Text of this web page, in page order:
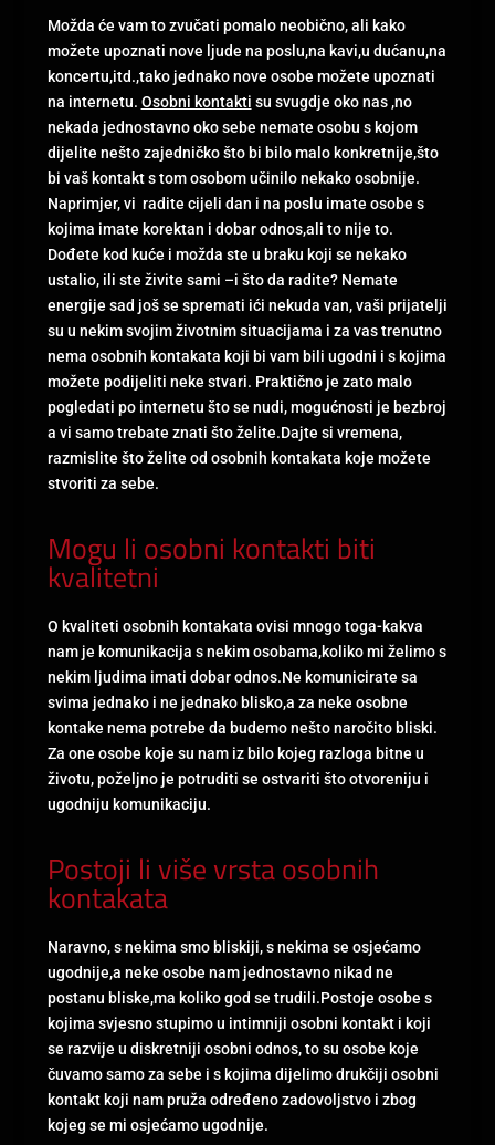
Možda će vam to zvučati pomalo neobično, ali kako
možete upoznati nove ljude na poslu,na kavi,u dućanu,na
koncertu,itd.,tako jednako nove osobe možete upoznati
na internetu. Osobni kontakti su svugdje oko nas ,no
nekada jednostavno oko sebe nemate osobu s kojom
dijelite nešto zajedničko što bi bilo malo konkretnije,što
bi vaš kontakt s tom osobom učinilo nekako osobnije.
Naprimjer, vi radite cijeli dan i na poslu imate osobe s
kojima imate korektan i dobar odnos,ali to nije to.
Dođete kod kuće i možda ste u braku koji se nekako
ustalio, ili ste živite sami –i što da radite? Nemate
energije sad još se spremati ići nekuda van, vaši prijatelji
su u nekim svojim životnim situacijama i za vas trenutno
nema osobnih kontakata koji bi vam bili ugodni i s kojima
možete podijeliti neke stvari. Praktično je zato malo
pogledati po internetu što se nudi, mogućnosti je bezbroj
a vi samo trebate znati što želite.Dajte si vremena,
razmislite što želite od osobnih kontakata koje možete
stvoriti za sebe.
Mogu li osobni kontakti biti
kvalitetni
O kvaliteti osobnih kontakata ovisi mnogo toga-kakva
nam je komunikacija s nekim osobama,koliko mi želimo s
nekim ljudima imati dobar odnos.Ne komunicirate sa
svima jednako i ne jednako blisko,a za neke osobne
kontake nema potrebe da budemo nešto naročito bliski.
Za one osobe koje su nam iz bilo kojeg razloga bitne u
životu, poželjno je potruditi se ostvariti što otvoreniju i
ugodniju komunikaciju.
Postoji li više vrsta osobnih
kontakata
Naravno, s nekima smo bliskiji, s nekima se osjećamo
ugodnije,a neke osobe nam jednostavno nikad ne
postanu bliske,ma koliko god se trudili.Postoje osobe s
kojima svjesno stupimo u intimniji osobni kontakt i koji
se razvije u diskretniji osobni odnos, to su osobe koje
čuvamo samo za sebe i s kojima dijelimo drukčiji osobni
kontakt koji nam pruža određeno zadovoljstvo i zbog
kojeg se mi osjećamo ugodnije.